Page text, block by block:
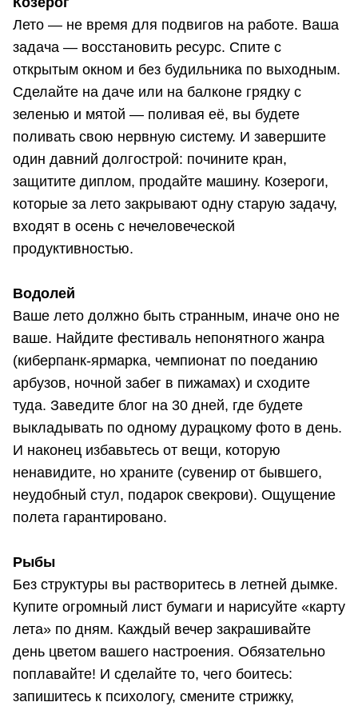
Лето — не время для подвигов на работе. Ваша
задача — восстановить ресурс. Спите с
открытым окном и без будильника по выходным.
Сделайте на даче или на балконе грядку с
зеленью и мятой — поливая её, вы будете
поливать свою нервную систему. И завершите
один давний долгострой: почините кран,
защитите диплом, продайте машину. Козероги,
которые за лето закрывают одну старую задачу,
входят в осень с нечеловеческой
продуктивностью.
Водолей
Ваше лето должно быть странным, иначе оно не
ваше. Найдите фестиваль непонятного жанра
(киберпанк-ярмарка, чемпионат по поеданию
арбузов, ночной забег в пижамах) и сходите
туда. Заведите блог на 30 дней, где будете
выкладывать по одному дурацкому фото в день.
И наконец избавьтесь от вещи, которую
ненавидите, но храните (сувенир от бывшего,
неудобный стул, подарок свекрови). Ощущение
полета гарантировано.
Рыбы
Без структуры вы растворитесь в летней дымке.
Купите огромный лист бумаги и нарисуйте «карту
лета» по дням. Каждый вечер закрашивайте
день цветом вашего настроения. Обязательно
поплавайте! И сделайте то, чего боитесь:
запишитесь к психологу, смените стрижку,